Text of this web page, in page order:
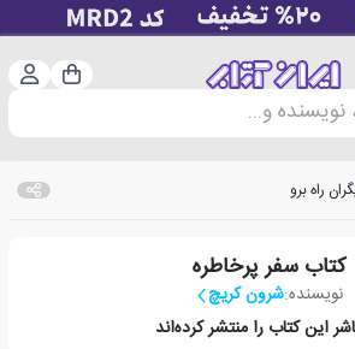
سبد
و...
راه برو
کتاب سفر پرخاطره
نویسنده:شرون کریچ
این کتاب را منتشر کرده‌اند